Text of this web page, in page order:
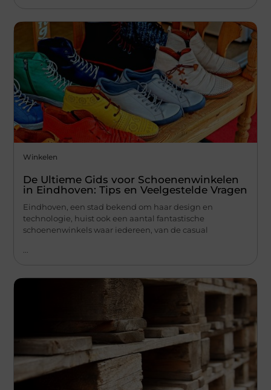
Winkelen
De Ultieme Gids voor Schoenenwinkelen
in Eindhoven: Tips en Veelgestelde Vragen
Eindhoven, een stad bekend om haar design en
technologie, huist ook een aantal fantastische
schoenenwinkels waar iedereen, van de casual
...